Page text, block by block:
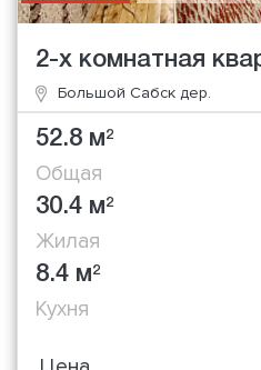
2-х комнатная
Большой Сабск дер.
52.8 м2
Общая
30.4 м2
Жилая
8.4 м2
Кухня